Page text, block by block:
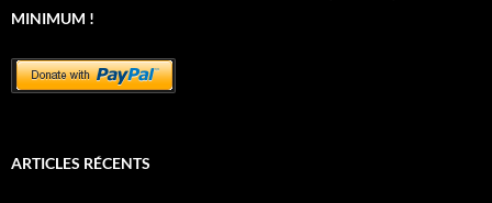
MINIMUM !
ARTICLES RÉCENTS